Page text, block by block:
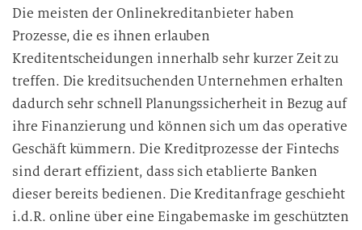
Die meisten der Onlinekreditanbieter haben
Prozesse, die es ihnen erlauben
Kreditentscheidungen innerhalb sehr kurzer Zeit zu
treffen. Die kreditsuchenden Unternehmen erhalten
dadurch sehr schnell Planungssicherheit in Bezug auf
ihre Finanzierung und können sich um das operative
Geschäft kümmern. Die Kreditprozesse der Fintechs
sind derart effizient, dass sich etablierte Banken
dieser bereits bedienen. Die Kreditanfrage geschieht
i.d.R. online über eine Eingabemaske im geschützten